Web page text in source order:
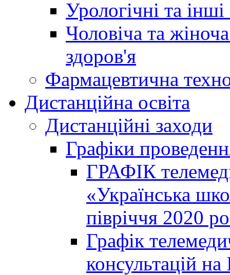
Урологічні та
Чоловіча та
здоров'я
Фармацевтична
Дистанційна освіта
Дистанційні заходи
Графіки
ГРАФІК
«Українська
півріччя 2020
Графік
консультацій